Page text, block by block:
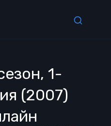
1-
(2007)